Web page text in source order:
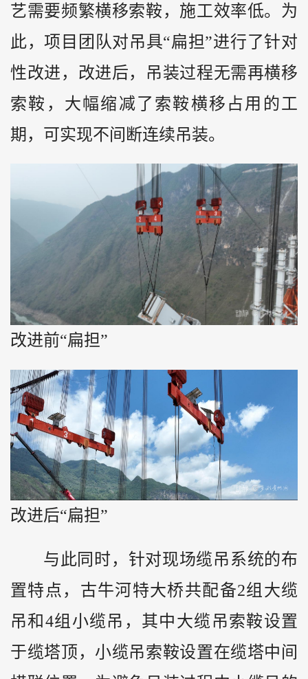
艺需要频繁横移索鞍，施工效率低。为
此，项目团队对吊具“扁担”进行了针对
性改进，改进后，吊装过程无需再横移
索鞍，大幅缩减了索鞍横移占用的工
期，可实现不间断连续吊装。
改进前“扁担”
改进后“扁担”
与此同时，针对现场缆吊系统的布
置特点，古牛河特大桥共配备2组大缆
吊和4组小缆吊，其中大缆吊索鞍设置
于缆塔顶，小缆吊索鞍设置在缆塔中间